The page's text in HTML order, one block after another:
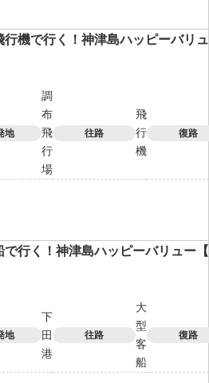
行機で行く！神津島ハッピーバリ
地
調
布
飛
行
場
往路
飛
行
機
復路
で行く！神津島ハッピーバリュー
地
下
田
港
往路
大
型
客
船
復路